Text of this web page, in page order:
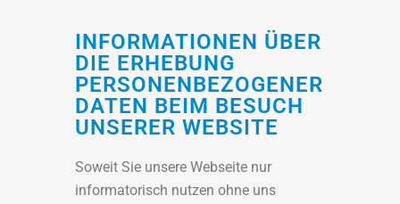
INFORMATIONEN ÜBER
DIE ERHEBUNG
PERSONENBEZOGENER
DATEN BEIM BESUCH
UNSERER WEBSITE
Soweit Sie unsere Webseite nur
informatorisch nutzen ohne uns